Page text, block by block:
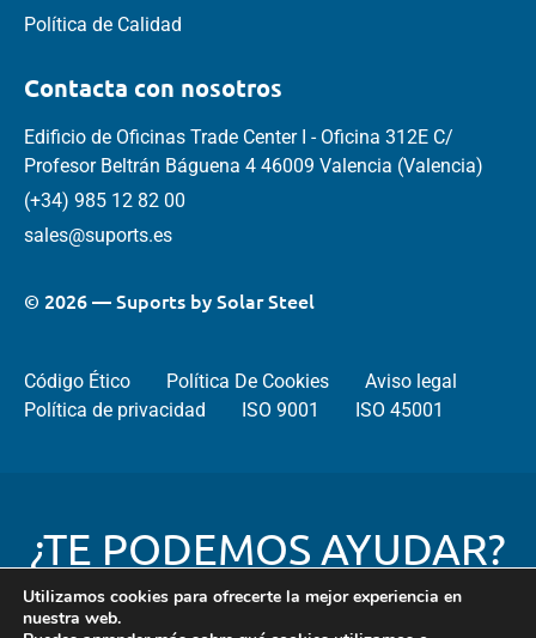
Política de Calidad
Contacta con nosotros
Edificio de Oficinas Trade Center I - Oficina 312E C/
Profesor Beltrán Báguena 4 46009 Valencia (Valencia)
(+34) 985 12 82 00
sales@suports.es
© 2026 — Suports by Solar Steel
Código Ético Política De Cookies
Aviso legal
Política de privacidad
ISO 9001 ISO 45001
¿TE PODEMOS AYUDAR?
Utilizamos cookies para ofrecerte la mejor experiencia en
nuestra web.